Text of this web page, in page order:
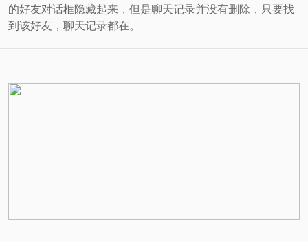
的好友对话框隐藏起来，但是聊天记录并没有删除，只要找
到该好友，聊天记录都在。